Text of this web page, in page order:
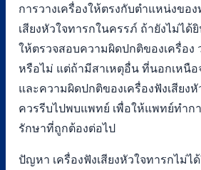
การวางเครื่องให้ตรงกับตำแหน่งขอ
เสียงหัวใจทารกในครรภ์ ถ้ายังไม่ได้
ให้ตรวจสอบความผิดปกติของเครื่อง
หรือไม่ แต่ถ้ามีสาเหตุอื่น ที่นอกเหนือ
และความผิดปกติของเครื่องฟังเสียง
ควรรีบไปพบแพทย์ เพื่อให้แพทย์ทำก
รักษาที่ถูกต้องต่อไป
ปัญหา เครื่องฟังเสียงหัวใจทารกไม่ไ